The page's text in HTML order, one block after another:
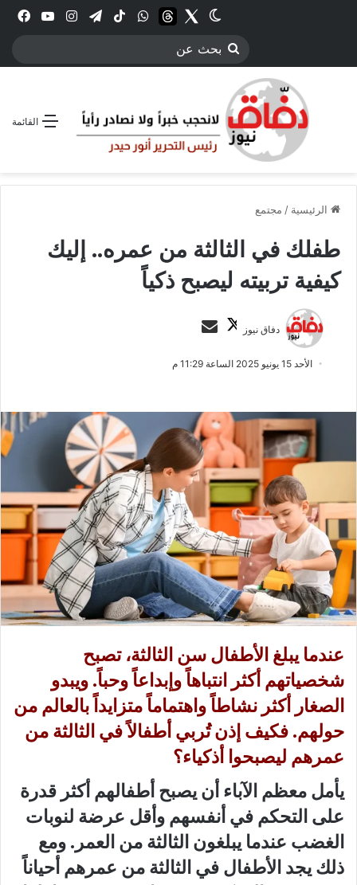
انستقرامتيلقرام‫TikTokواتسابthreadsTwitter
الوضع المظلم
بحث
القائمة
الرئيسية / مجتمع
طفلك في الثالثة من عمره.. إليك
كيفية تربيته ليصبح ذكياً
دفاق نيوز
ت
ب
ل
ى
X
س
ر
ي
د
ا
ل
ك
ت
ر
و
ن
ي
الأحد 15 يونيو 2025 الساعة 11:29 م
عندما يبلغالأطفال سن الثالثة، تصبح
شخصياتهم أكثر انتباهاً وإبداعاً وحباً. ويبدو
الصغار أكثر نشاطاً واهتماماً متزايداً بالعالم من
حولهم. فكيف إذن تُربي أطفالاً في الثالثة من
عمرهم ليصبحوا أذكياء؟
يأمل معظم الآباء أن يصبح أطفالهم أكثر قدرة
على التحكم في أنفسهم وأقل عرضة لنوبات
الغضب عندما يبلغون الثالثة من العمر. ومع
ذلك يجد الأطفال في الثالثة من عمرهم أحياناً